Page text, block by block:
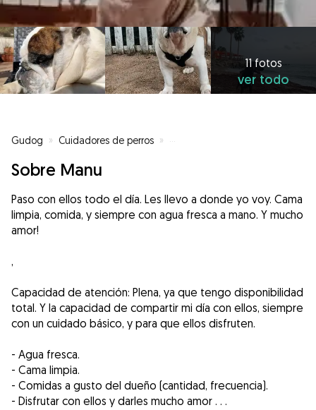
11 fotos
ver todo
Gudog » Cuidadores de perros » Cuidadores de perros en
Sobre Manu
Paso con ellos todo el día. Les llevo a donde yo voy. Cama
limpia, comida, y siempre con agua fresca a mano. Y mucho
amor!
,
Capacidad de atención: Plena, ya que tengo disponibilidad
total. Y la capacidad de compartir mi día con ellos, siempre
con un cuidado básico, y para que ellos disfruten.
- Agua fresca.
- Cama limpia.
- Comidas a gusto del dueño (cantidad, frecuencia).
- Disfrutar con ellos y darles mucho amor . . .